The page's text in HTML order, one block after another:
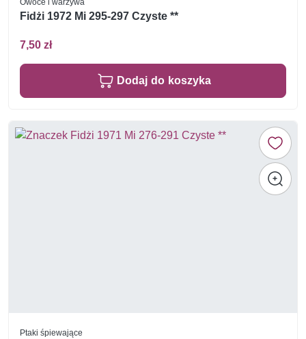
Fidżi 1972 Mi 295-297 Czyste **
7,50 zł
Dodaj do koszyka
Ptaki śpiewające